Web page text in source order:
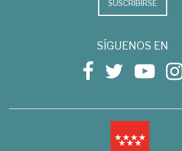
SUSCRIBIRSE
SÍGUENOS EN